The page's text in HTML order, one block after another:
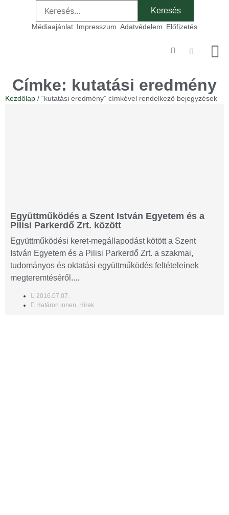
Médiaajánlat Impresszum Adatvédelem Előfizetés
Címke: kutatási eredmény
Kezdőlap / “kutatási eredmény” címkével rendelkező bejegyzések
Együttműködés a Szent István Egyetem és a
Pilisi Parkerdő Zrt. között
Együttműködési keret-megállapodást kötött a Szent
István Egyetem és a Pilisi Parkerdő Zrt. a szakmai,
tudományos és oktatási együttműködés feltételeinek
megteremtéséről....
2016.07.07.
Határon innen, Hírek